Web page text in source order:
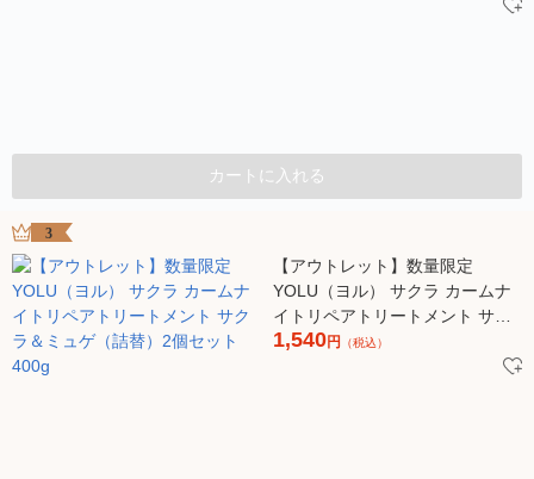
カートに入れる
3
【アウトレット】数量限定
YOLU（ヨル） サクラ カームナ
イトリペアトリートメント サク
ラ＆ミュゲ（詰替）2個セット
1,540円 （税込）